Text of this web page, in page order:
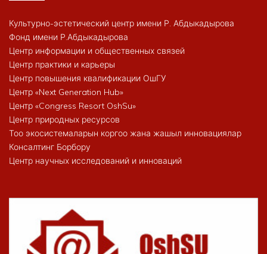
Культурно-эстетический центр имени Р. Абдыкадырова
Фонд имени Р.Абдыкадырова
Центр информации и общественных связей
Центр практики и карьеры
Центр повышения квалификации ОшГУ
Центр «Next Generation Hub»
Центр «Congress Resort OshSu»
Центр природных ресурсов
Тоо экосистемаларын коргоо жана жашыл инновациялар
Консалтинг Борбору
Центр научных исследований и инноваций